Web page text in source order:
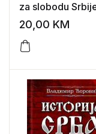
za slobodu
1788-1816
20,00 KM